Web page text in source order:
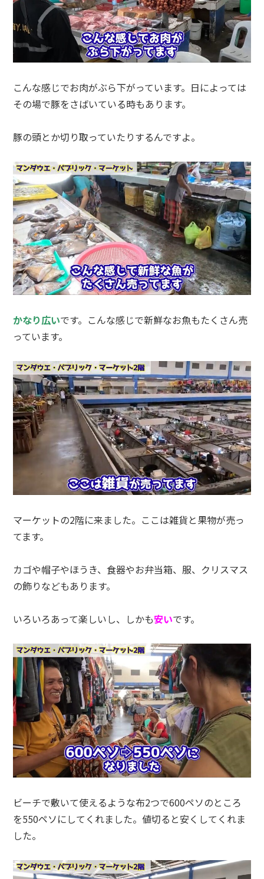
こんな感じでお肉がぶら下がっています。日によっては
その場で豚をさばいている時もあります。
豚の頭とか切り取っていたりするんですよ。
かなり広いです。こんな感じで新鮮なお魚もたくさん売
っています。
マーケットの2階に来ました。ここは雑貨と果物が売っ
てます。
カゴや帽子やほうき、食器やお弁当箱、服、クリスマス
の飾りなどもあります。
いろいろあって楽しいし、しかも安いです。
ビーチで敷いて使えるような布2つで600ペソのところ
を550ペソにしてくれました。値切ると安くしてくれま
した。